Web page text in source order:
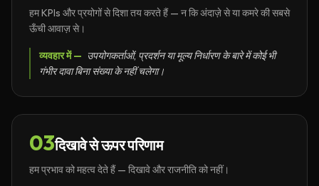
हम KPIs और प्रयोगों से दिशा तय करते हैं — न कि अंदाज़े से या कमरे की सबसे
ऊँची आवाज़ से।
व्यवहार में — उपयोगकर्ताओं, प्रदर्शन या मूल्य निर्धारण के बारे में कोई भी
गंभीर दावा बिना संख्या के नहीं चलेगा।
03दिखावे से ऊपर परिणाम
हम प्रभाव को महत्व देते हैं — दिखावे और राजनीति को नहीं।